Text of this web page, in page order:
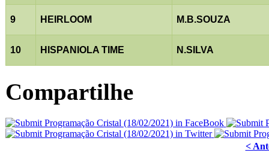
9 HEIRLOOM M.B.SOUZA
10 HISPANIOLA TIME N.SILVA
Compartilhe
<